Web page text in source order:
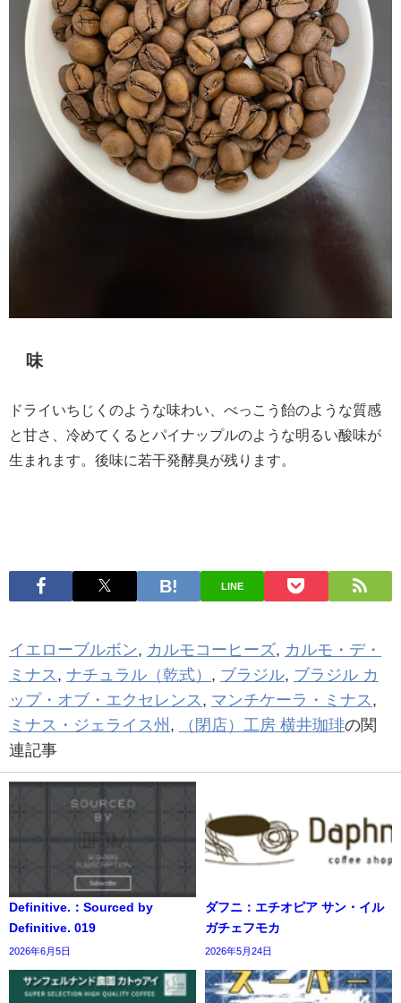
味
ドライいちじくのような味わい、べっこう飴のような質感
と甘さ、冷めてくるとパイナップルのような明るい酸味が
生まれます。後味に若干発酵臭が残ります。
LINE
イエローブルボン, カルモコーヒーズ, カルモ・デ・
ミナス , ナチュラル（乾式） , ブラジル, ブラジル カ
ップ・オブ・エクセレンス , マンチケーラ・ミナス ,
ミナス・ジェライス州 , （閉店）工房 横井珈琲の関
連記事
Definitive.：Sourced by
Definitive. 019
2026年6月5日
ダフニ：エチオピア サン・イル
ガチェフモカ
2026年5月24日